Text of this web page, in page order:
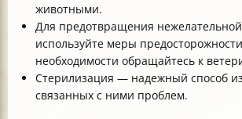
животными.
Для предотвращения
используйте меры
необходимости обращайтесь к
Стерилизация — надежный способ
связанных с ними проблем.